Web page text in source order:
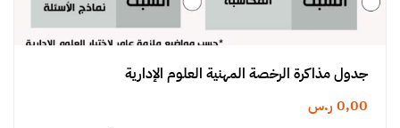
جدول مذاكرة الرخصة المهنية العلوم الإدارية
0,00 ر.س